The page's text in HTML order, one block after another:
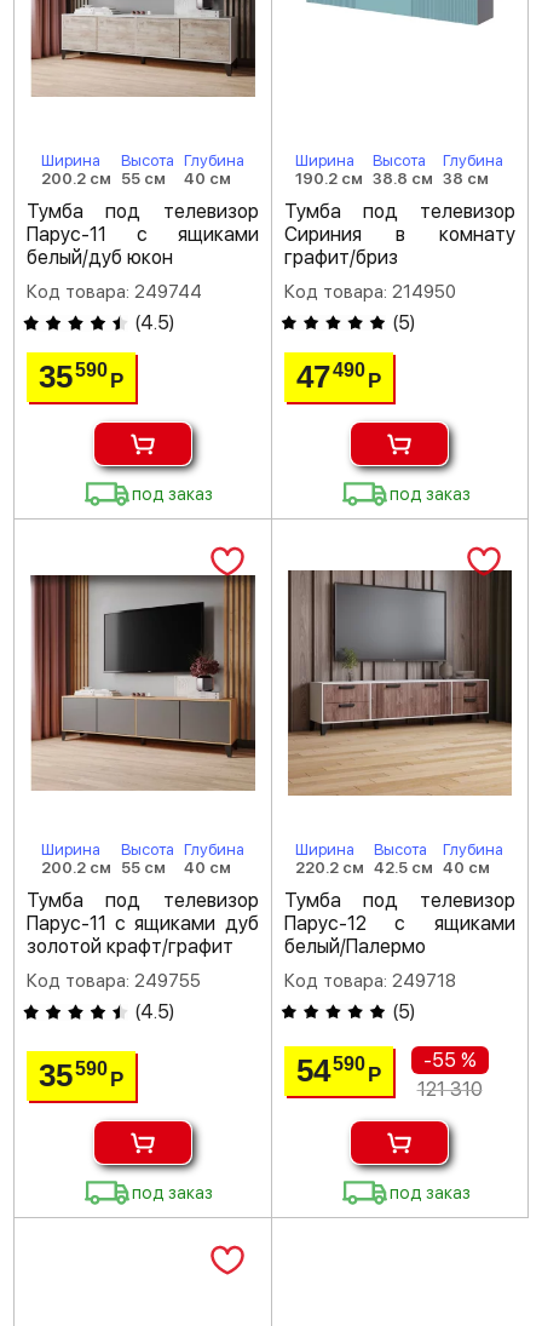
Ширина
200.2 см
Высота
55 см
Глубина
40 см
Тумба под телевизор
Парус-11 с ящиками
белый/дуб юкон
Код товара: 249744
(4.5)
35590Р
под заказ
Ширина
190.2 см
Высота
38.8 см
Глубина
38 см
Тумба под телевизор
Сириния в комнату
графит/бриз
Код товара: 214950
(5)
47490 Р
под заказ
Ширина
200.2 см
Высота
55 см
Глубина
40 см
Тумба под телевизор
Парус-11 с ящиками дуб
золотой крафт/графит
Код товара: 249755
(4.5)
35590Р
под заказ
Ширина
220.2 см
Высота
42.5 см
Глубина
40 см
Тумба под телевизор
Парус-12 с ящиками
белый/Палермо
Код товара: 249718
(5)
54590 Р
-55 %
121 310
под заказ